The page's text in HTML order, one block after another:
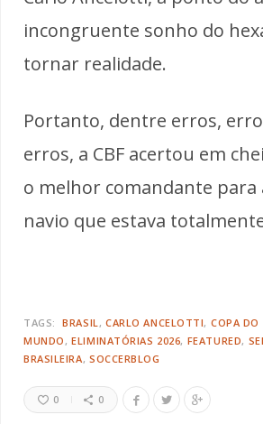
incongruente sonho do
tornar realidade.
Portanto, dentre erros,
erros, a CBF acertou em
o melhor comandante para
navio que estava
TAGS: BRASIL CARLO ANCELOTTI
COPA DO
MUNDO
ELIMINATÓRIAS 2026 FEATURED
BRASILEIRA SOCCERBLOG
0 0